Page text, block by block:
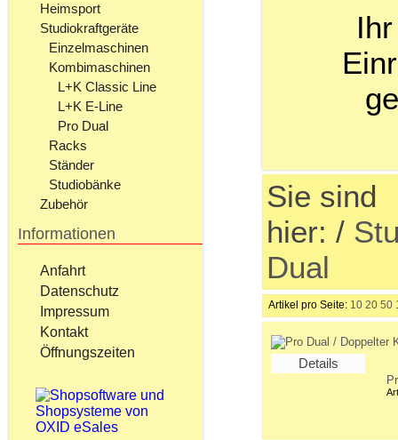
Heimsport
Studiokraftgeräte
Einzelmaschinen
Kombimaschinen
L+K Classic Line
L+K E-Line
Pro Dual
Racks
Ständer
Studiobänke
Zubehör
Informationen
Anfahrt
Datenschutz
Impressum
Kontakt
Öffnungszeiten
Sie sind
hier: /
Dual
Artikel pro Seite: 10 20 50
Details